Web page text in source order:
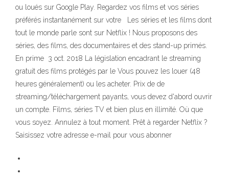
ou loués sur Google Play. Regardez vos films et vos séries
préférés instantanément sur votre Les séries et les films dont
tout le monde parle sont sur Netflix ! Nous proposons des
séries, des films, des documentaires et des stand-up primés.
En prime 3 oct. 2018 La législation encadrant le streaming
gratuit des films protégés par le Vous pouvez les louer (48
heures généralement) ou les acheter. Prix de de
streaming/téléchargement payants, vous devez d'abord ouvrir
un compte. Films, séries TV et bien plus en illimité. Où que
vous soyez. Annulez à tout moment. Prêt à regarder Netflix ?
Saisissez votre adresse e-mail pour vous abonner